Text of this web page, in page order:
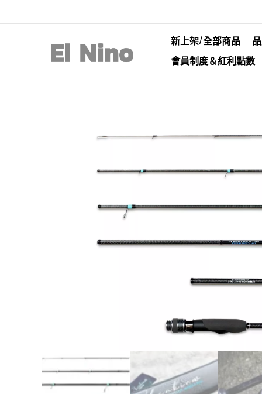
新上架/全部商品
會員制度＆紅利點數